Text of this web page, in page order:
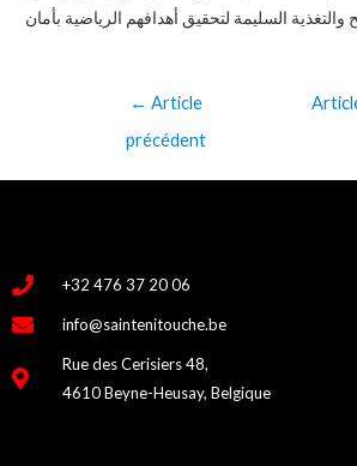
← Article
précédent
+32 476 37 20 06
info@saintenitouche.be
Rue des Cerisiers 48,
4610 Beyne-Heusay, Belgique